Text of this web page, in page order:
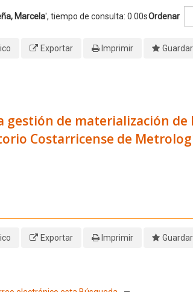
Marcela', tiempo de consulta: 0.00sOrdenar
Exportar Imprimir Guardar
gestión de materialización de
Costarricense de
Exportar Imprimir Guardar